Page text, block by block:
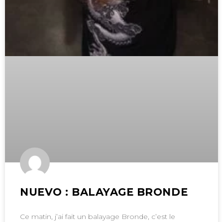
NUEVO : BALAYAGE BRONDE
Ce matin, j’ai fait un balayage Bronde, c’est le